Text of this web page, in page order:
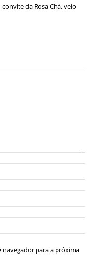
da Rosa Chá, veio
navegador para a próxima